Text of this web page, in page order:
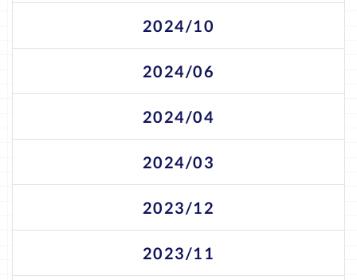
2024/10
2024/06
2024/04
2024/03
2023/12
2023/11